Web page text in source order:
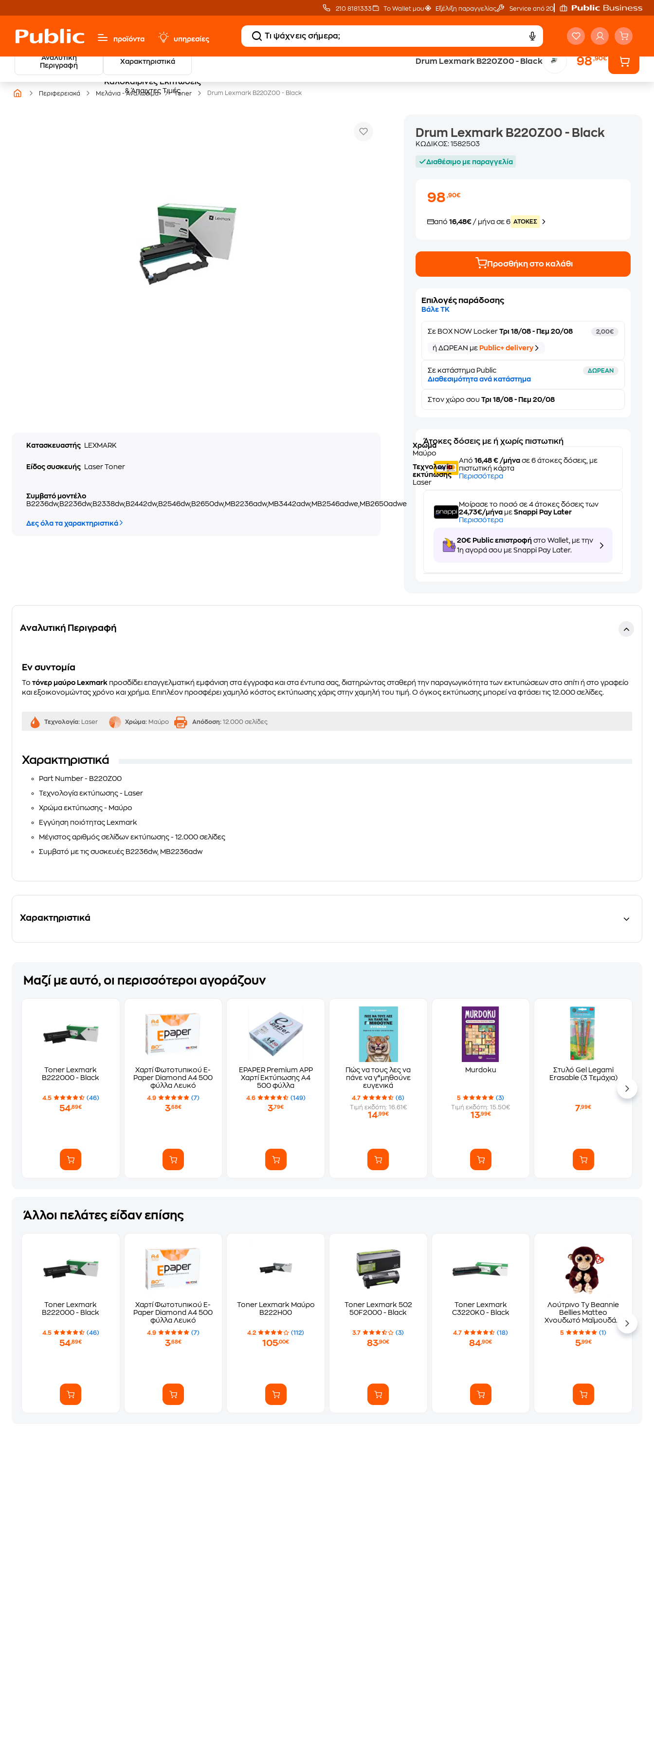
210 8181333 Το Wallet μου Εξέλιξη παραγγελίας Service από 20'
προϊόντα υπηρεσίες
Αναλυτική
Περιγραφή
Χαρακτηριστικά Drum Lexmark B220Z00 - Black 98,90€
Καλοκαιρινές Εκπτώσεις
& Άπαιχτες Τιμές
Public επιστροφή € Άτοκες Δόσεις
Περιφερειακά Μελάνια - Αναλώσιμα Toner Drum Lexmark B220Z00 - Black
Κατασκευαστής LEXMARK
Χρώμα
Μαύρο
Είδος συσκευής
Laser Toner
Τεχνολογία
εκτύπωσης
Laser
Συμβατό μοντέλο
B2236dw,B2236dw,B2338dw,B2442dw,B2546dw,B2650dw,MB2236adw,MB3442adw,MB2546adwe,MB2650adwe
Δες όλα τα χαρακτηριστικά
Drum Lexmark B220Z00 - Black
ΚΩΔΙΚΟΣ:1582503
Διαθέσιμο με παραγγελία
98,90€
από16,48€ / μήνα σε 6 ATOKEΣ
Προσθήκη στο καλάθι
Επιλογές παράδοσης
Βάλε ΤΚ
Σε BOX NOW Locker Τρι 18/08 - Πεμ 20/08 2,00€
ή ΔΩΡΕΑΝ με Public+ delivery
Σε κατάστημα Public ΔΩΡΕΑΝ
Διαθεσιμότητα ανά κατάστημα
Στονχώρο σου Τρι 18/08 - Πεμ 20/08
Άτοκες δόσεις με ή χωρίς πιστωτική
Από16,48 € /μήνα σε 6 άτοκες δόσεις, με
πιστωτική κάρτα
Περισσότερα
Μοίρασε το ποσό σε 4 άτοκες δόσεις των
24,73€/μήνα μεSnappi Pay Later
Περισσότερα
20€ Public επιστροφή στο Wallet, με την
1η αγορά σου με Snappi Pay Later.
Αναλυτική Περιγραφή
Eν συντομία
Το τόνερ μαύρο Lexmark προσδίδει επαγγελματική εμφάνιση στα έγγραφα και στα έντυπα σας, διατηρώντας σταθερή την παραγωγικότητα των εκτυπώσεων στο σπίτι ή στο γραφείο
και εξοικονομώντας χρόνο και χρήμα. Επιπλέον προσφέρει χαμηλό κόστος εκτύπωσης χάρις στην χαμηλή του τιμή. Ο όγκος εκτύπωσης μπορεί να φτάσει τις 12.000 σελίδες.
Τεχνολογία: Laser Χρώμα: Μαύρο Απόδοση: 12.000 σελίδες
Χαρακτηριστικά
Part Number - B220Z00
Τεχνολογία εκτύπωσης - Laser
Χρώμα εκτύπωσης - Μαύρο
Εγγύηση ποιότητας Lexmark
Μέγιστος αριθμός σελίδων εκτύπωσης - 12.000 σελίδες
Συμβατό με τις συσκευές B2236dw, MB2236adw
Χαρακτηριστικά
Μαζί με αυτό, οι περισσότεροι αγοράζουν
Toner Lexmark
B222000 - Black
4.5 (46)
54,89€
Χαρτί Φωτοτυπικού E-
Paper Diamond A4 500
φύλλα Λευκό
4.9 (7)
3,68€
EPAPER Premium APP
Χαρτί Εκτύπωσης A4
500 φύλλα
4.6 (149)
3,79€
Πώς να τους λες να
πάνε να γ*μηθούνε
ευγενικά
4.7
(6)
Τιμή εκδότη: 16.61€
14,99€
Murdoku
5
(3)
Τιμή εκδότη: 15.50€
13,99€
Στυλό Gel Legami
Erasable (3 Τεμάχια)
7,99€
Άλλοι πελάτες είδαν επίσης
Toner Lexmark
B222000 - Black
4.5 (46)
54,89€
Χαρτί Φωτοτυπικού E-
Paper Diamond A4 500
φύλλα Λευκό
4.9 (7)
3,68€
Toner Lexmark Μαύρο
B222H00
4.2 (112)
105,00€
Toner Lexmark 502
50F2000 - Black
3.7 (3)
83,90€
Toner Lexmark
C3220K0 - Black
4.7 (18)
84,90€
Λούτρινο Ty Beannie
Bellies Matteo
Χνουδωτό Μαϊμουδάκι
Καφέ 15 cm
5 (1)
5,99€